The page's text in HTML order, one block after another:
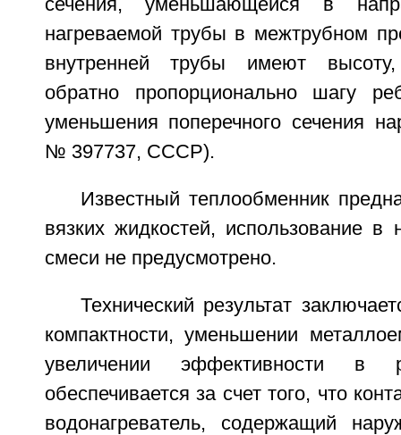
сечения, уменьшающейся в
нагреваемой трубы в межтрубном
внутренней трубы имеют
обратно пропорционально шагу
уменьшения поперечного сечения
№ 397737, СССР).
Известный теплообменник
вязких жидкостей, использование в
смеси не предусмотрено.
Технический результат
компактности, уменьшении
увеличении эффективности
обеспечивается за счет того, что
водонагреватель, содержащий